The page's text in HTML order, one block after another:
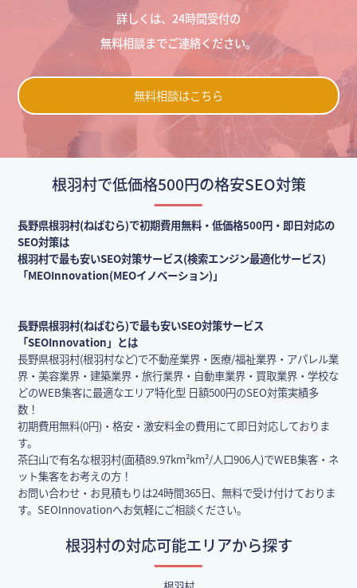
詳しくは、24時間受付の
無料相談までご連絡ください。
無料相談はこちら
根羽村で低価格500円の格安SEO対策
長野県根羽村(ねばむら)で初期費用無料・低価格500円・即日対応の
SEO対策は
根羽村で最も安いSEO対策サービス(検索エンジン最適化サービス)
「MEOInnovation(MEOイノベーション)」
長野県根羽村(ねばむら)で最も安いSEO対策サービス
「SEOInnovation」とは
長野県根羽村(根羽村など)で不動産業界・医療/福祉業界・アパレル業
界・美容業界・建築業界・旅行業界・自動車業界・買取業界・学校な
どのWEB集客に最適なエリア特化型 日額500円のSEO対策実績多
数！
初期費用無料(0円)・格安・激安料金の費用にて即日対応しておりま
す。
茶臼山で有名な根羽村(面積89.97km²km²/人口906人)でWEB集客・ネ
ット集客をお考えの方！
お問い合わせ・お見積もりは24時間365日、無料で受け付けておりま
す。SEOInnovationへお気軽にご相談ください。
根羽村の対応可能エリアから探す